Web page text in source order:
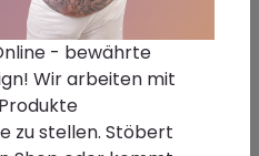
400 Polierpaste 1L
- bewährte
Wir arbeiten mit
zu stellen. Stöbert